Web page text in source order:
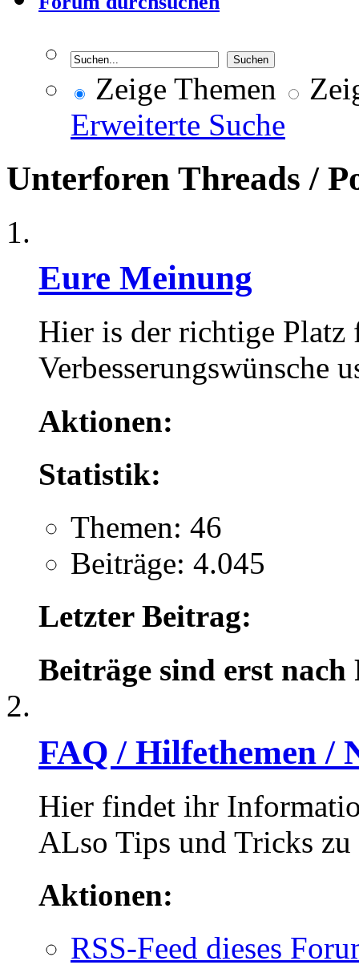
Zeige Themen
Erweiterte Suche
Unterforen Threads /
Eure Meinung
Hier is der richtige
Verbesserungswünsche
Aktionen:
Statistik:
Themen: 46
Beiträge: 4.045
Letzter Beitrag:
Beiträge sind erst
FAQ / Hilfethemen /
Hier findet ihr
ALso Tips und Tricks
Aktionen:
RSS-Feed dieses